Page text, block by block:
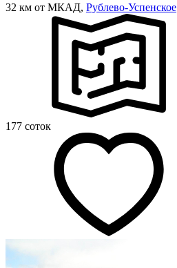
32 км от МКАД, Рублево-Успенское
177 соток